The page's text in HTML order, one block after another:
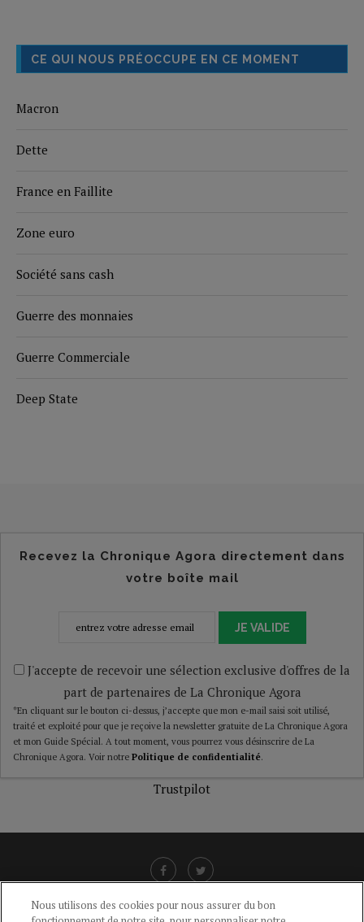
CE QUI NOUS PRÉOCCUPE EN CE MOMENT
Macron
Dette
France en Faillite
Zone euro
Société sans cash
Guerre des monnaies
Guerre Commerciale
Deep State
Recevez la Chronique Agora directement dans
votre boîte mail
JE VALIDE
J'accepte de recevoir une sélection exclusive d'offres de la
part de partenaires de La Chronique Agora
*En cliquant sur le bouton ci-dessus, j’accepte que mon e-mail saisi soit utilisé,
traité et exploité pour que je reçoive la newsletter gratuite de La Chronique Agora
et mon Guide Spécial. A tout moment, vous pourrez vous désinscrire de La
Chronique Agora. Voir notre Politique de confidentialité.
Trustpilot
Nous utilisons des cookies pour nous assurer du bon